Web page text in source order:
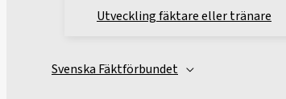
Utveckling fäktare eller tränare
Svenska Fäktförbundet